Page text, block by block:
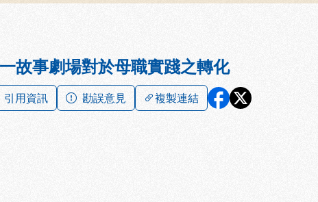
故事劇場對於母職實踐之轉化
引用資訊 勘誤意見 複製連結